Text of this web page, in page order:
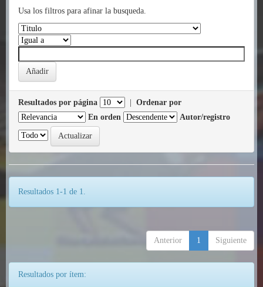
Usa los filtros para afinar la busqueda.
Resultados por página
Ordenar por
En orden
Autor/registro
Resultados 1-1 de 1.
Anterior 1 Siguiente
Resultados por ítem: